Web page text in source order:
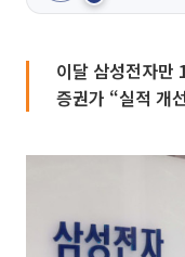
이달 삼성전자만
증권가 “실적 개